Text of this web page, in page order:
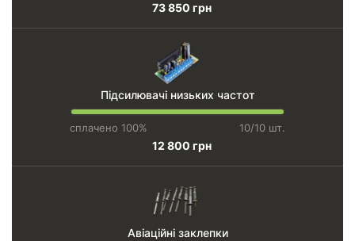
73 850 грн
Підсилювачі низьких частот
сплачено 100% 10/10 шт.
12 800 грн
Авіаційні заклепки